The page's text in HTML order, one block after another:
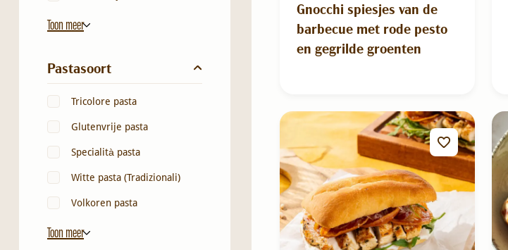
Toon meer
Pastasoort
Tricolore pasta
Glutenvrije pasta
Specialità pasta
Witte pasta (Tradizionali)
Volkoren pasta
Toon meer
Gnocchi spiesjes van de
barbecue met rode pesto
en gegrilde groenten